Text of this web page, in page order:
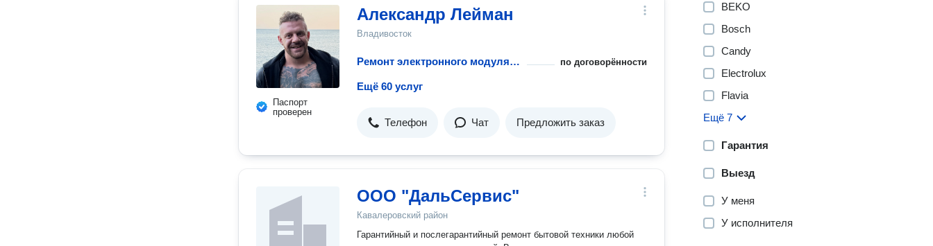
Паспорт
проверен
Александр Лейман
Владивосток
Ремонт электронного модуля управления посудомоечной машины по договорённости
Ещё 60 услуг
Телефон Чат Предложить заказ
ООО "ДальСервис"
Кавалеровский район
Гарантийный и послегарантийный ремонт бытовой техники любой
BEKO
Bosch
Candy
Electrolux
Flavia
Ещё 7
Гарантия
Выезд
У меня
У исполнителя